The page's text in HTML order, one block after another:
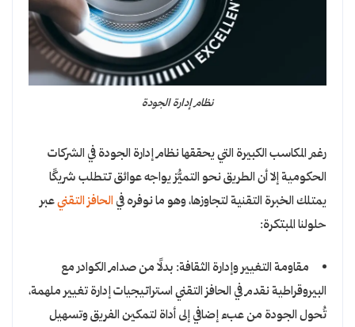
نظام إدارة الجودة
رغم المكاسب الكبيرة التي يحققها نظام إدارة الجودة في الشركات
الحكومية إلا أن الطريق نحو التميُّز يواجه عوائق تتطلب شريكًا
يمتلك الخبرة التقنية لتجاوزها، وهو ما نوفره في الحافز التقنيعبر
حلولنا المبتكرة:
مقاومة التغيير وإدارة الثقافة: بدلًا من صدام الكوادر مع
البيروقراطية نقدم في الحافز التقني استراتيجيات إدارة تغيير ملهمة،
تُحول الجودة من عبء إضافي إلى أداة لتمكين الفريق وتسهيل